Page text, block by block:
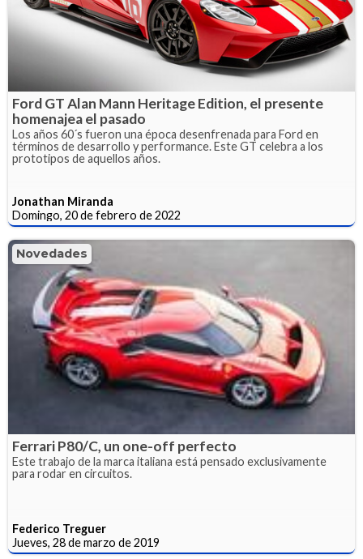
Ford GT Alan Mann Heritage Edition, el presente
homenajea el pasado
Los años 60´s fueron una época desenfrenada para Ford en
términos de desarrollo y performance. Este GT celebra a los
prototipos de aquellos años.
Jonathan Miranda
Domingo, 20 de febrero de 2022
Novedades
Ferrari P80/C, un one-off perfecto
Este trabajo de la marca italiana está pensado exclusivamente
para rodar en circuitos.
Federico Treguer
Jueves, 28 de marzo de 2019